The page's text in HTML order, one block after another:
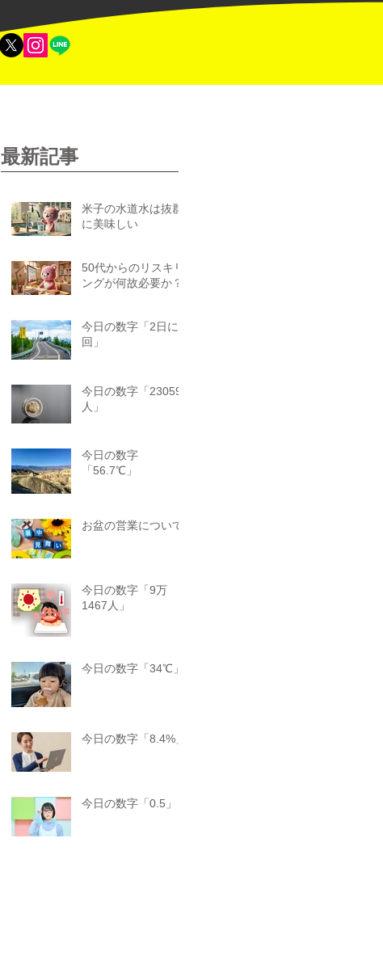
最新記事
米子の水道水は抜群
に美味しい
50代からのリスキリ
ングが何故必要か？
今日の数字「2日に1
回」
今日の数字「23059
人」
今日の数字
「56.7℃」
お盆の営業について
今日の数字「9万
1467人」
今日の数字「34℃」
今日の数字「8.4%」
今日の数字「0.5」